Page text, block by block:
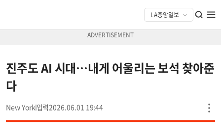
진주도 AI 시대…내게 어울리는 보석 찾아준
다
New York 2026.06.01 19:44